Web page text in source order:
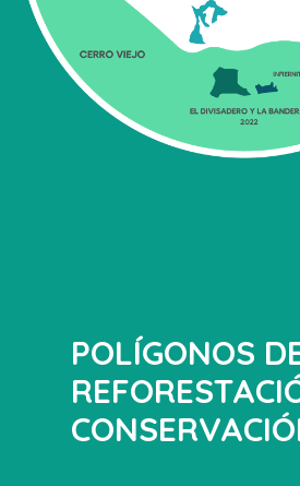
POLÍGONOS